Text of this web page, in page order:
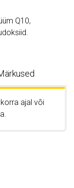
Q10,
ajal või